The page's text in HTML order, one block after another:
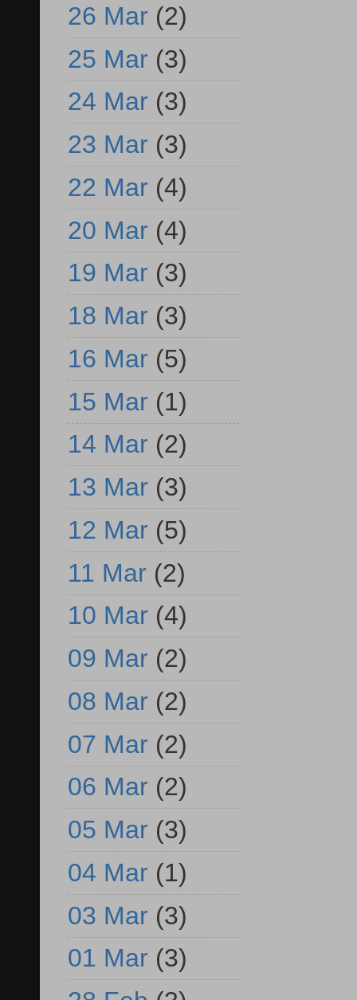
26 Mar (2)
25 Mar (3)
24 Mar (3)
23 Mar (3)
22 Mar (4)
20 Mar (4)
19 Mar (3)
18 Mar (3)
16 Mar (5)
15 Mar (1)
14 Mar (2)
13 Mar (3)
12 Mar (5)
11 Mar (2)
10 Mar (4)
09 Mar (2)
08 Mar (2)
07 Mar (2)
06 Mar (2)
05 Mar (3)
04 Mar (1)
03 Mar (3)
01 Mar (3)